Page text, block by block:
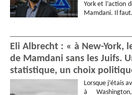
York et l’action
Mamdani. Il
Eli Albrecht : « à New-York,
de Mamdani sans les Juifs.
statistique, un choix
Lorsque j’étais
à